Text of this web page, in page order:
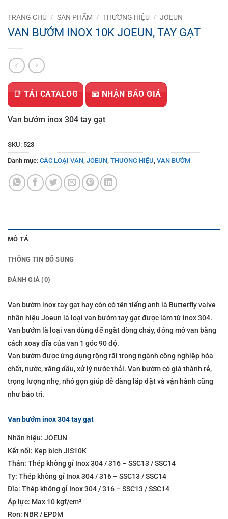
TRANG CHỦ / SẢN PHẨM / THƯƠNG HIỆU / JOEUN
VAN BƯỚM INOX 10K JOEUN, TAY GẠT
📑 TẢI CATALOG 📧 NHẬN BÁO GIÁ
Van bướm inox 304 tay gạt
SKU: 523
Danh mục: CÁC LOẠI VAN JOEUN THƯƠNG HIỆU VAN BƯỚM
MÔ TẢ
THÔNG TIN BỔ SUNG
ĐÁNH GIÁ (0)
Van bướm inox tay gạt hay còn có tên tiếng anh là Butterfly valve
nhãn hiệu Joeun là loại van bướm tay gạt được làm từ inox 304.
Van bướm là loại van dùng để ngắt dòng chảy, đóng mở van bằng
cách xoay đĩa của van 1 góc 90 độ.
Van bướm được ứng dụng rộng rãi trong ngành công nghiệp hóa
chất, nước, xăng dầu, xử lý nước thải. Van bướm có giá thành rẻ,
trọng lượng nhẹ, nhỏ gọn giúp dễ dàng lắp đặt và vận hành cũng
như bảo trì.
Van bướm inox 304 tay gạt
Nhãn hiệu: JOEUN
Kết nối: Kẹp bích JIS10K
Thân: Thép không gỉ Inox 304 / 316 – SSC13 / SSC14
Ty: Thép không gỉ Inox 304 / 316 – SSC13 / SSC14
Đĩa: Thép không gỉ Inox 304 / 316 – SSC13 / SSC14
Áp lực: Max 10 kgf/cm²
Ron: NBR / EPDM